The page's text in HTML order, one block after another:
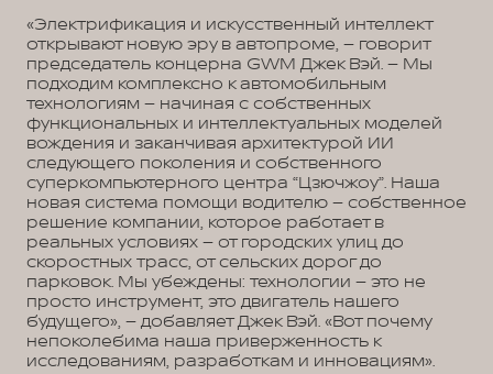
«Электрификация и искусственный интеллект
открывают новую эру в автопроме, – говорит
председатель концерна GWM Джек Вэй. – Мы
подходим комплексно к автомобильным
технологиям – начиная с собственных
функциональных и интеллектуальных моделей
вождения и заканчивая архитектурой ИИ
следующего поколения и собственного
суперкомпьютерного центра “Цзючжоу”. Наша
новая система помощи водителю – собственное
решение компании, которое работает в
реальных условиях – от городских улиц до
скоростных трасс, от сельских дорог до
парковок. Мы убеждены: технологии – это не
просто инструмент, это двигатель нашего
будущего», – добавляет Джек Вэй. «Вот почему
непоколебима наша приверженность к
исследованиям, разработкам и инновациям».